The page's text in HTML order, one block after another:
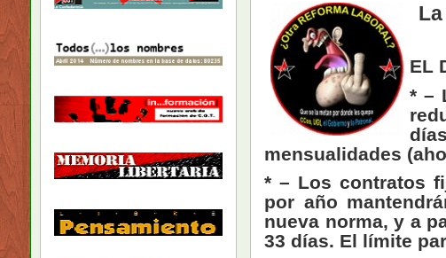
EL
* –
mensualidades
* – Los contratos
por año
nueva norma, y a
33 días. El límite